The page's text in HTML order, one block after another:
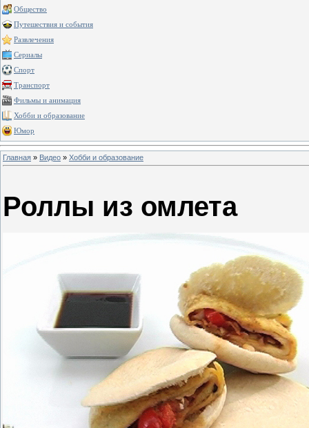
Общество
Путешествия и события
Развлечения
Сериалы
Спорт
Транспорт
Фильмы и анимация
Хобби и образование
Юмор
Главная » Видео » Хобби и образование
Роллы из омлета